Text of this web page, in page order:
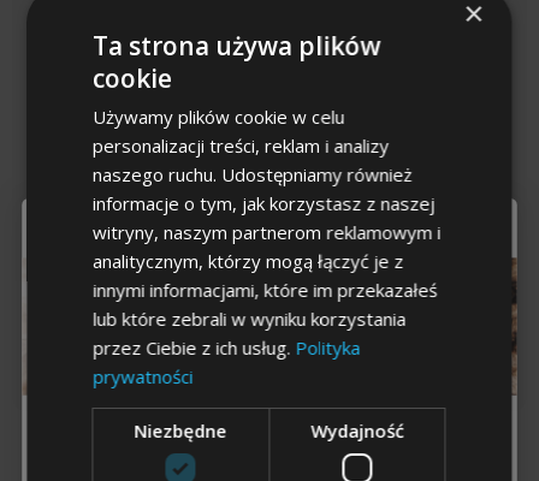
Crudo Algi brunatne 300g
Wspierają pracę tarczycy dzięki wysokiej zawartości jodu
Pomagają w naturalnej detoksykacji organizmu
Poprawiają stan skóry i sierści
34,99zł
×
Ta strona używa plików
cookie
Używamy plików cookie w celu
personalizacji treści, reklam i analizy
naszego ruchu. Udostępniamy również
informacje o tym, jak korzystasz z naszej
witryny, naszym partnerom reklamowym i
analitycznym, którzy mogą łączyć je z
innymi informacjami, które im przekazałeś
lub które zebrali w wyniku korzystania
przez Ciebie z ich usług. Polityka
prywatności
Niezbędne Wydajność
To jużostatni krok
Dla kogo chceszodbierać